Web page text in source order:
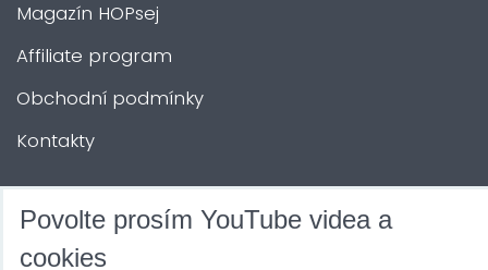
Magazín HOPsej
Affiliate program
Obchodní podmínky
Kontakty
DALŠÍ SLUŽBY
Povolte prosím YouTube videa a
cookies